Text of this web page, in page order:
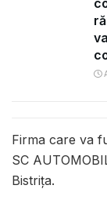
Firma care va
SC
Bistrița.